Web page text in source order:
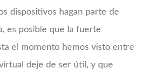
dispositivos hagan parte de
es posible que la fuerte
el momento hemos visto entre
deje de ser útil, y que